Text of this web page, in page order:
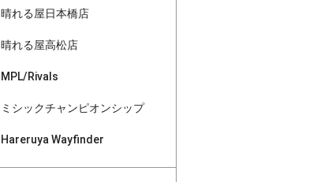
晴れる屋日本橋店
晴れる屋高松店
MPL/Rivals
ミシックチャンピオンシップ
Hareruya Wayfinder